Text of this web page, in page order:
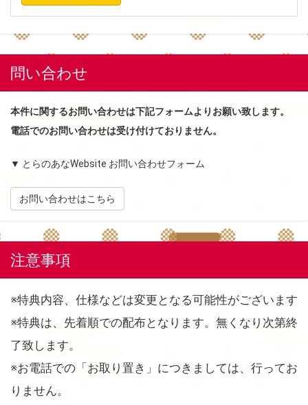
問い合わせ
本件に関するお問い合わせは下記フォームよりお願い致します。
電話でのお問い合わせは受け付けておりません。
▼ とらのあなWebsite お問い合わせフォーム
お問い合わせはこちら
注意事項
※特典内容、仕様などは変更となる可能性がございます
※特典は、先着順での配布となります。無くなり次第終
了致します。
※お電話での「お取り置き」につきましては、行ってお
りません。